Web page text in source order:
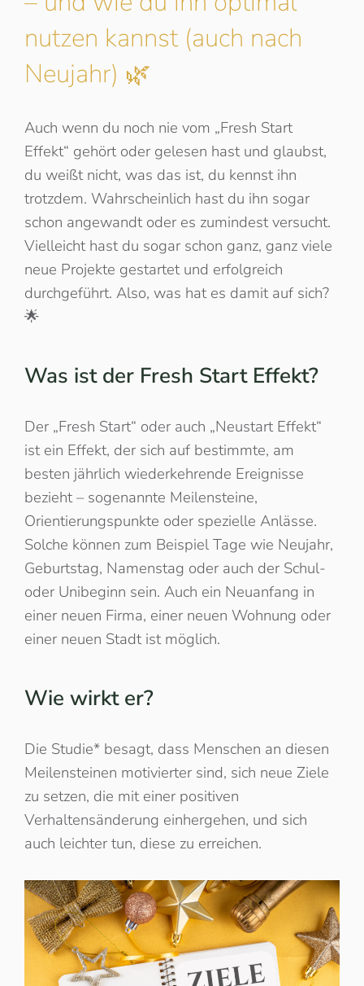
nutzen kannst (auch nach
Neujahr) 🌿
Auch wenn du noch nie vom „Fresh Start
Effekt“ gehört oder gelesen hast und glaubst,
du weißt nicht, was das ist, du kennst ihn
trotzdem. Wahrscheinlich hast du ihn sogar
schon angewandt oder es zumindest versucht.
Vielleicht hast du sogar schon ganz, ganz viele
neue Projekte gestartet und erfolgreich
durchgeführt. Also, was hat es damit auf sich?
🌟
Was ist der Fresh Start Effekt?
Der „Fresh Start“ oder auch „Neustart Effekt“
ist ein Effekt, der sich auf bestimmte, am
besten jährlich wiederkehrende Ereignisse
bezieht – sogenannte Meilensteine,
Orientierungspunkte oder spezielle Anlässe.
Solche können zum Beispiel Tage wie Neujahr,
Geburtstag, Namenstag oder auch der Schul-
oder Unibeginn sein. Auch ein Neuanfang in
einer neuen Firma, einer neuen Wohnung oder
einer neuen Stadt ist möglich.
Wie wirkt er?
Die Studie* besagt, dass Menschen an diesen
Meilensteinen motivierter sind, sich neue Ziele
zu setzen, die mit einer positiven
Verhaltensänderung einhergehen, und sich
auch leichter tun, diese zu erreichen.